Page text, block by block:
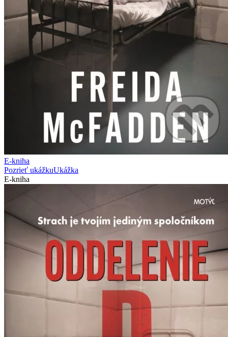
E-kniha
Pozrieť ukážkuUkážka
E-kniha